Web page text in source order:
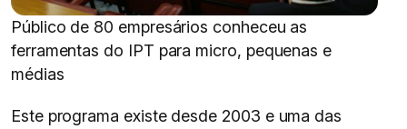
Público de 80 empresários conheceu as
ferramentas do IPT para micro, pequenas e
médias
Este programa existe desde 2003 e uma das